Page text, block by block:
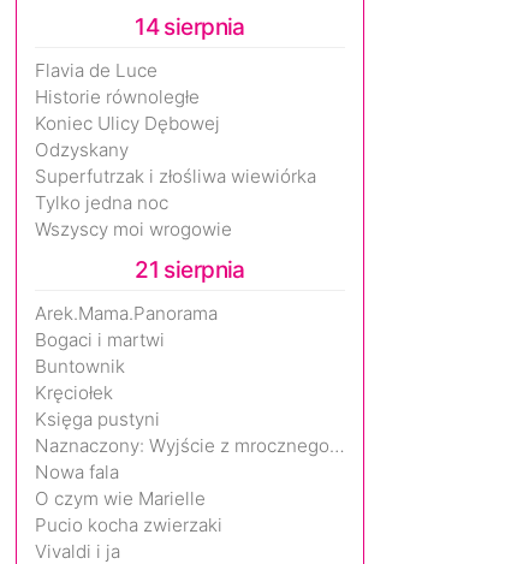
14 sierpnia
Flavia de Luce
Historie równoległe
Koniec Ulicy Dębowej
Odzyskany
Superfutrzak i złośliwa wiewiórka
Tylko jedna noc
Wszyscy moi wrogowie
21 sierpnia
Arek.Mama.Panorama
Bogaci i martwi
Buntownik
Kręciołek
Księga pustyni
Naznaczony: Wyjście z mrocznego wymiaru
Nowa fala
O czym wie Marielle
Pucio kocha zwierzaki
Vivaldi i ja